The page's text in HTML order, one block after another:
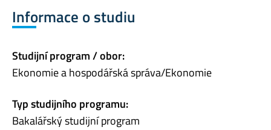
Informace o studiu
Studijní program / obor:
Ekonomie a hospodářská správa/Ekonomie
Typ studijního programu:
Bakalářský studijní program